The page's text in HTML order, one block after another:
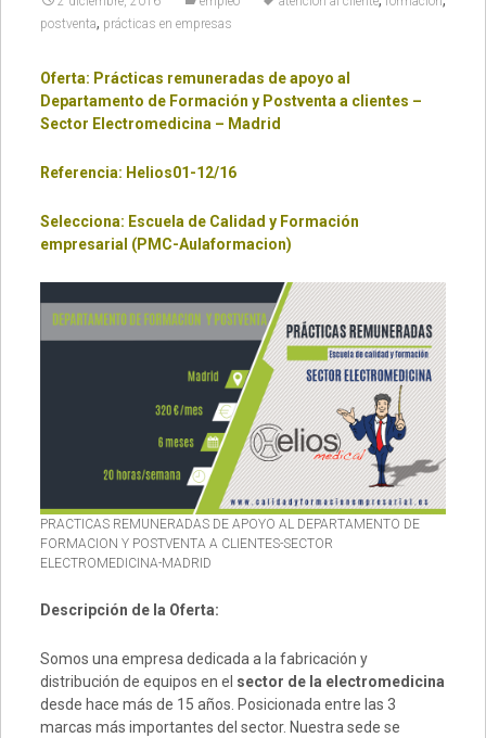
postventa, prácticas en empresas
Oferta: Prácticas remuneradas de apoyo al
Departamento de Formación y Postventa a clientes –
Sector Electromedicina – Madrid
Referencia: Helios01-12/16
Selecciona: Escuela de Calidad y Formación
empresarial (PMC-Aulaformacion)
PRACTICAS REMUNERADAS DE APOYO AL DEPARTAMENTO DE
FORMACION Y POSTVENTA A CLIENTES-SECTOR
ELECTROMEDICINA-MADRID
Descripción de la Oferta:
Somos una empresa dedicada a la fabricación y
distribución de equipos en el sector de la electromedicina
desde hace más de 15 años. Posicionada entre las 3
marcas más importantes del sector. Nuestra sede se